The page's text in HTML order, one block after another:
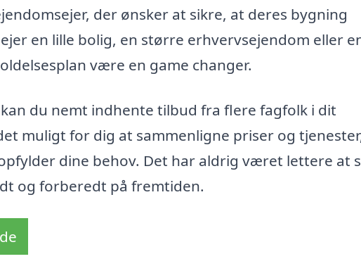
der ønsker at sikre, at deres bygning
en lille bolig, en større erhvervsejendom eller
være en game changer.
du nemt indhente tilbud fra flere fagfolk i dit
muligt for dig at sammenligne priser og
dine behov. Det har aldrig været lettere at
og forberedt på fremtiden.